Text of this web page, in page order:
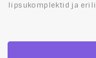
lipsukomplektid ja